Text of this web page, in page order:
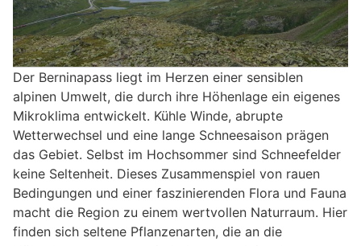
Der Berninapass liegt im Herzen einer sensiblen
alpinen Umwelt, die durch ihre Höhenlage ein eigenes
Mikroklima entwickelt. Kühle Winde, abrupte
Wetterwechsel und eine lange Schneesaison prägen
das Gebiet. Selbst im Hochsommer sind Schneefelder
keine Seltenheit. Dieses Zusammenspiel von rauen
Bedingungen und einer faszinierenden Flora und Fauna
macht die Region zu einem wertvollen Naturraum. Hier
finden sich seltene Pflanzenarten, die an die